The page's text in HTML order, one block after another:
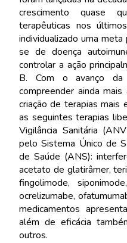
crescimento quase
terapêuticas nos
individualizado uma
se de doença
controlar a ação
B. Com o avanço da
compreender ainda
criação de terapias mais
as seguintes terapias
Vigilância Sanitária
pelo Sistema Único de
de Saúde (ANS):
acetato de glatirâmer,
fingolimode,
ocrelizumabe,
medicamentos
além de eficácia
outros.